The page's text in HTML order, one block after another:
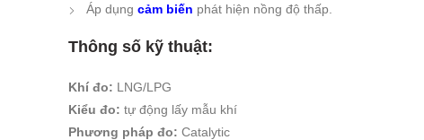
Áp dụng cảm biến phát hiện nồng độ thấp.
Thông số kỹ thuật:
Khí đo: LNG/LPG
Kiểu đo: tự động lấy mẫu khí
Phương pháp đo: Catalytic